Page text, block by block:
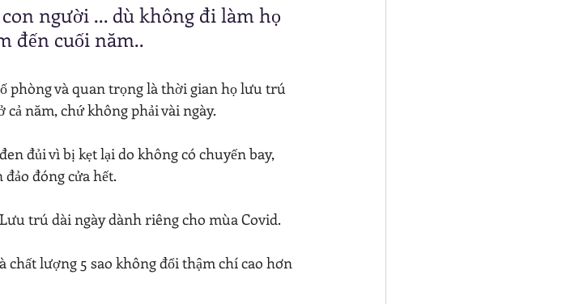
người ... dù không đi làm họ
đến cuối năm..
phòng và quan trọng là thời gian họ lưu trú
năm, chứ không phải vài ngày.
đủi vì bị kẹt lại do không có chuyến bay,
đóng cửa hết.
trú dài ngày dành riêng cho mùa Covid.
chất lượng 5 sao không đổi thậm chí cao hơn